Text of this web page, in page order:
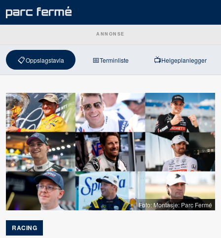
ANNONSE
📋Oppslagstavla 📅Terminliste 📺Helgeplanlegger
Foto: Montasje: Parc Fermé
RACING